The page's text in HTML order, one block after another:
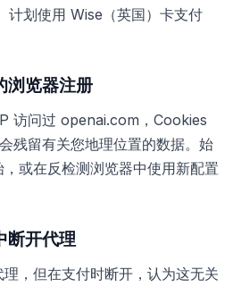
计划使用 Wise（英国）卡支付
浏览器注册
访问过 openai.com，Cookies
残留有关您地理位置的数据。始
或在反检测浏览器中使用新配置
断开代理
，但在支付时断开，认为这无关